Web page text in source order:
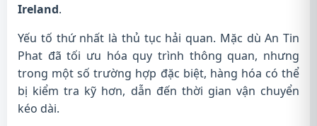
Ireland.
Yếu tố thứ nhất là thủ tục hải quan. Mặc dù An Tin
Phat đã tối ưu hóa quy trình thông quan, nhưng
trong một số trường hợp đặc biệt, hàng hóa có thể
bị kiểm tra kỹ hơn, dẫn đến thời gian vận chuyển
kéo dài.